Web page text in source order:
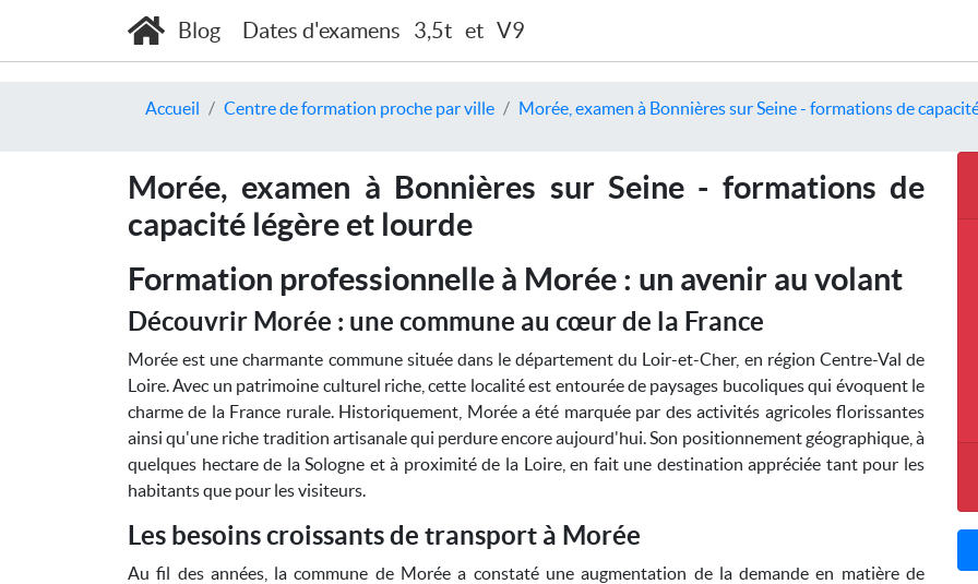
Blog Dates d'examens 3,5t et V9
Accueil Centre de formation proche par ville Morée, examen à Bonnières sur Seine - formations de
Morée, examen à Bonnières sur Seine - formations de
capacité légère et lourde
Formation professionnelle à Morée : un avenir au volant
Découvrir Morée : une commune au cœur de la France
Morée est une charmante commune située dans le département du Loir-et-Cher, en région Centre-Val de
Loire. Avec un patrimoine culturel riche, cette localité est entourée de paysages bucoliques qui évoquent le
charme de la France rurale. Historiquement, Morée a été marquée par des activités agricoles florissantes
ainsi qu'une riche tradition artisanale qui perdure encore aujourd'hui. Son positionnement géographique, à
quelques hectare de la Sologne et à proximité de la Loire, en fait une destination appréciée tant pour les
habitants que pour les visiteurs.
Les besoins croissants de transport à Morée
Au fil des années, la commune de Morée a constaté une augmentation de la demande en matière de